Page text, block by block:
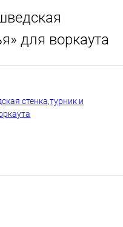
для воркаута